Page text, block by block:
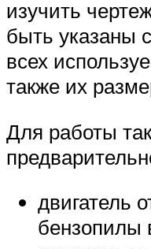
изучить
быть указаны
всех
также их
Для работы
двигатель
бензопилы